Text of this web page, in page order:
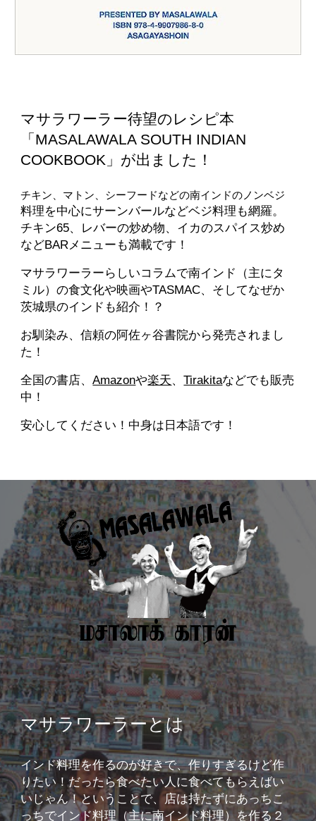
マサラワーラー待望のレシピ本
「MASALAWALA SOUTH INDIAN
COOKBOOK」が出ました！
チキン、マトン、シーフードなどの南インドのノンベジ
料理を中心にサーンバールなどベジ料理も網羅。
チキン65、レバーの炒め物、イカのスパイス炒め
などBARメニューも満載です！
マサラワーラーらしいコラムで南インド（主にタ
ミル）の食文化や映画やTASMAC、そしてなぜか
茨城県のインドも紹介！？
​お馴染み、信頼の阿佐ヶ谷書院から発売されまし
た！​
全国の書店、Amazonや楽天、Tirakitaなどでも販売
中！
安心してください！中身は日本語です！
マサラワーラーとは​
インド料理を作るのが好きで、作りすぎるけど作
りたい！だったら食べたい人に食べてもらえばい
いじゃん！ということで、店は持たずにあっちこ
っちでインド料理（主に南インド料理）を作る２